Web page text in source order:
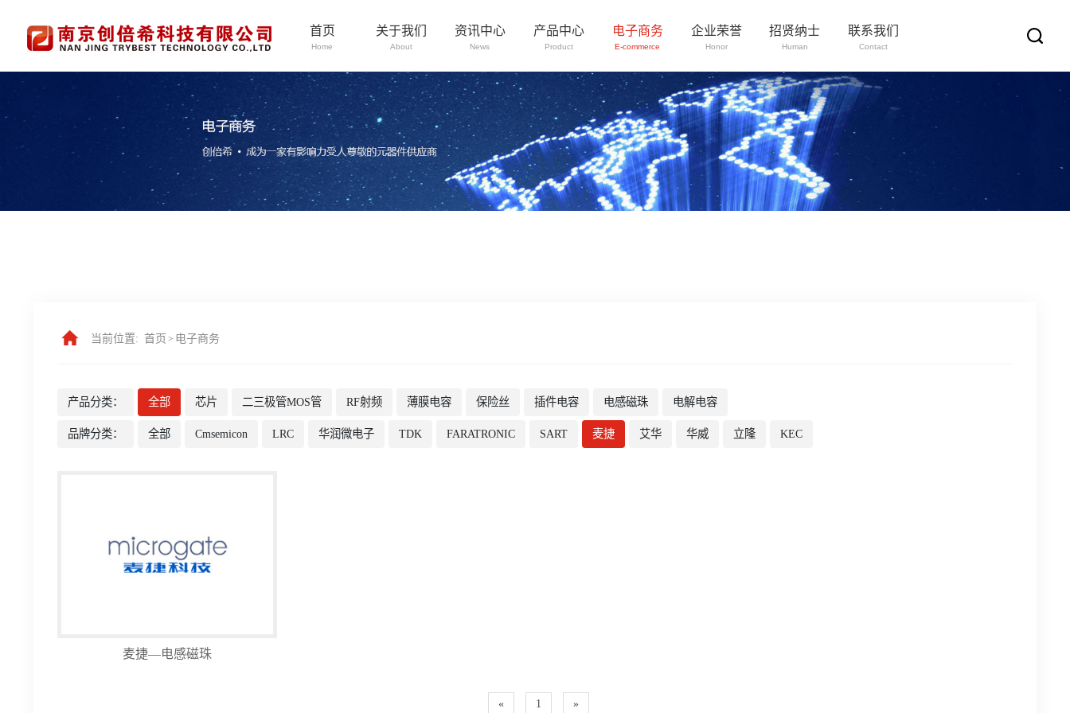
首页
Home
关于我们
About
资讯中心
News
产品中心
Product
电子商务
E-commerce
企业荣誉
Honor
招贤纳士
Human
联系我们
Contact
当前位置: 首页 > 电子商务
产品分类： 全部 芯片 二三极管MOS管 RF射频 薄膜电容 保险丝 插件电容 电感磁珠 电解电容
品牌分类： 全部 Cmsemicon LRC 华润微电子 TDK FARATRONIC SART 麦捷 艾华 华威 立隆 KEC
麦捷—电感磁珠
« 1 »